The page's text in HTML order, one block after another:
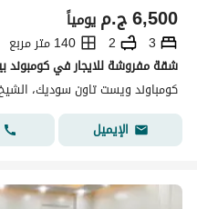
ج.م6,500 يومياً
3
2
140 متر مربع
كومباوند ويست تاون سوديك، الشيخ
الإيميل